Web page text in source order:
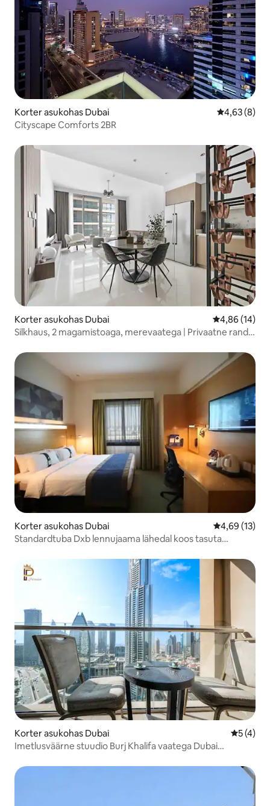
Korter asukohas Dubai Keskmine
4,63 (8)
Cityscape Comforts 2BR
Korter asukohas Dubai Keskmine
4,86 (14)
Silkhaus, 2 magamistoaga, merevaatega | Privaatne rand |
Korter asukohas Dubai Keskmine
4,69 (13)
Standardtuba Dxb lennujaama lähedal koos tasuta
Korter asukohas Dubai
5 (4)
Imetlusväärne stuudio Burj Khalifa vaatega Dubai